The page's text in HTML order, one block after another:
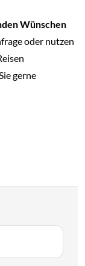
Wünschen
oder nutzen
gerne